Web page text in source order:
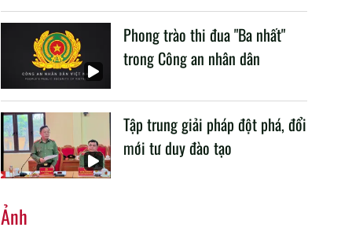
Phong trào thi đua "Ba nhất"
trong Công an nhân dân
Tập trung giải pháp đột phá, đổi
mới tư duy đào tạo
Ảnh